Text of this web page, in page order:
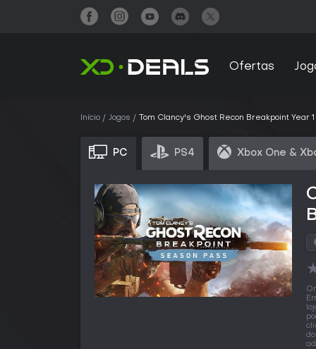
Ofertas
Início Jogos Tom Clancy's Ghost Recon Breakpoint Year
PC PS4 Xbox One &